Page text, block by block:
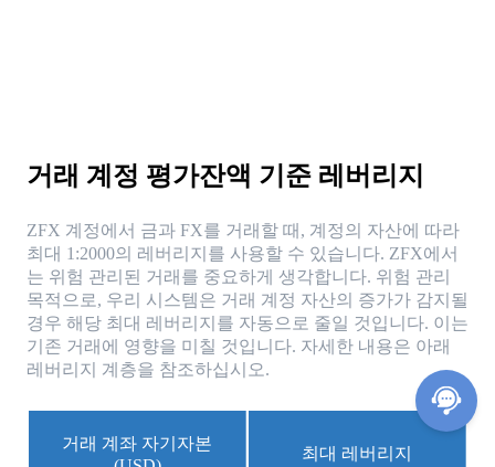
거래 계정 평가잔액 기준 레버리지
ZFX 계정에서 금과 FX를 거래할 때, 계정의 자산에 따라
최대 1:2000의 레버리지를 사용할 수 있습니다. ZFX에서
는 위험 관리된 거래를 중요하게 생각합니다. 위험 관리
목적으로, 우리 시스템은 거래 계정 자산의 증가가 감지될
경우 해당 최대 레버리지를 자동으로 줄일 것입니다. 이는
기존 거래에 영향을 미칠 것입니다. 자세한 내용은 아래
레버리지 계층을 참조하십시오.
거래 계좌 자기자본
최대 레버리지